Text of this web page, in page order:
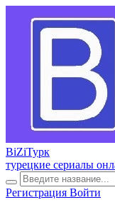
BiZiТурк
турецкие сериалы
Регистрация Войти